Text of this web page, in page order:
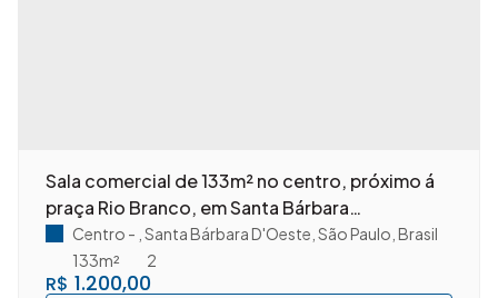
Sala comercial de 133m² no centro, próximo á
praça Rio Branco, em Santa Bárbara
D'Oeste/SP.
R$ 1.200,00
Centro Santa Bárbara D'Oeste São Paulo Brasil
2
133m²